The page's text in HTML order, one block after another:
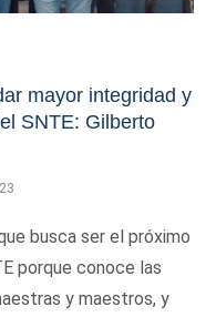
mayor integridad y
SNTE: Gilberto
busca ser el próximo
porque conoce las
y maestros, y